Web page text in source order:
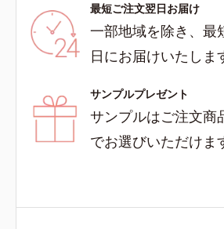
最短ご注文翌日お届け
一部地域を除き、最
日にお届けいたしま
サンプルプレゼント
サンプルはご注文商
でお選びいただけま